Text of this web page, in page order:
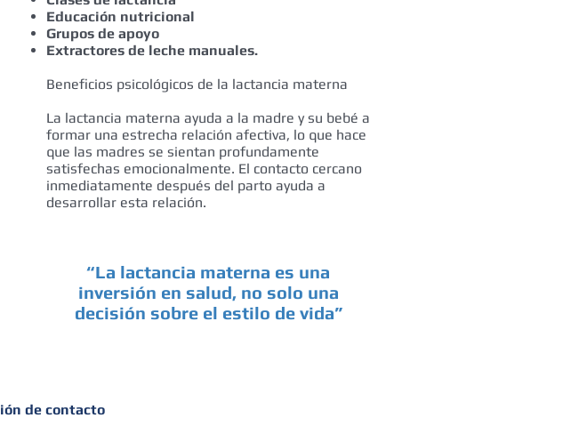
Educación nutricional
Grupos de apoyo
Extractores de leche manuales.
Beneficios psicológicos de la lactancia materna
La lactancia materna ayuda a la madre y su bebé a
formar una estrecha relación afectiva, lo que hace
que las madres se sientan profundamente
satisfechas emocionalmente. El contacto cercano
inmediatamente después del parto ayuda a
desarrollar esta relación.
“La lactancia materna es una
inversión en salud, no solo una
decisión sobre el estilo de vida”
de contacto